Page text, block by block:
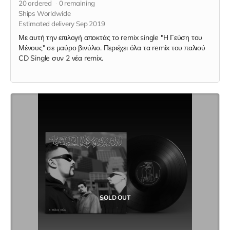
20ordered 0remaining
Ships Worldwide
Estimated delivery Sep 2019
Με αυτή την επιλογή αποκτάς το remix single "Η Γεύση του
Μένους" σε μαύρο βινύλιο. Περιέχει όλα τα remix του παλιού
CD Single συν 2 νέα remix.
SOLD OUT